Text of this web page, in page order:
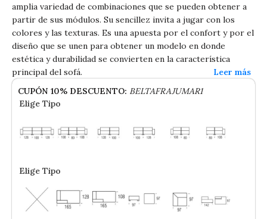
amplia variedad de combinaciones que se pueden obtener a
partir de sus módulos. Su sencillez invita a jugar con los
colores y las texturas. Es una apuesta por el confort y por el
diseño que se unen para obtener un modelo en donde
estética y durabilidad se convierten en la característica
principal del sofá.
CUPÓN 10% DESCUENTO: BELTAFRAJUMAR1
Elige Tipo
Elige Tipo